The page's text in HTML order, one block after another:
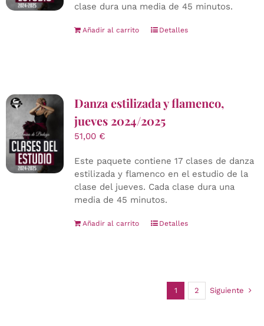
clase dura una media de 45 minutos.
Añadir al carrito Detalles
Danza estilizada y flamenco,
jueves 2024/2025
51,00 €
Este paquete contiene 17 clases de danza
estilizada y flamenco en el estudio de la
clase del jueves. Cada clase dura una
media de 45 minutos.
Añadir al carrito Detalles
1 2 Siguiente